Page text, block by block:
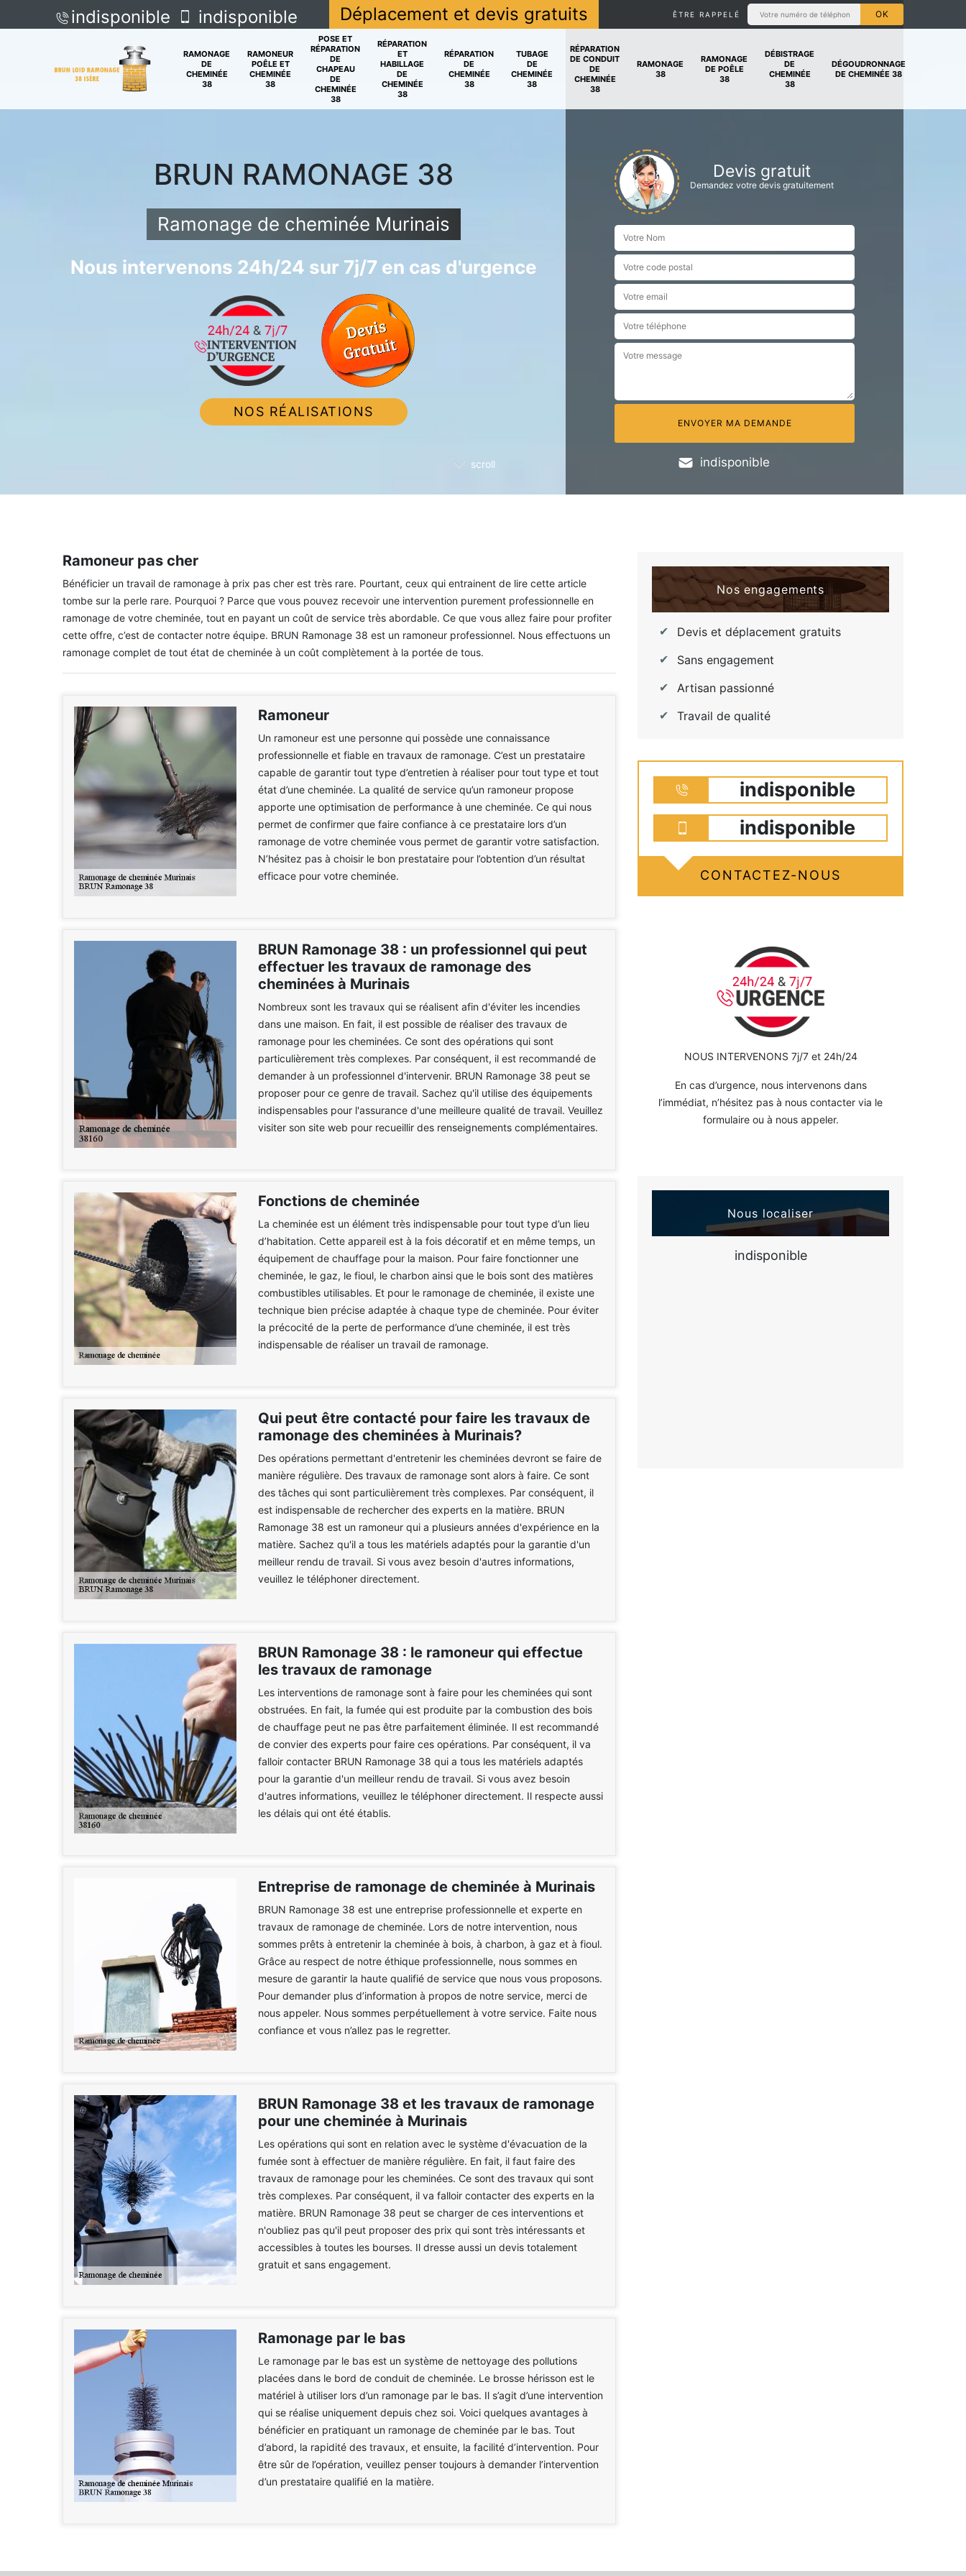
indisponible indisponible Déplacement et devis gratuits ÊTRE RAPPELÉ
RAMONAGE
DE
CHEMINÉE
38
RAMONEUR
POÊLE ET
CHEMINÉE
38
POSE ET
RÉPARATION
DE
CHAPEAU
DE
CHEMINÉE
38
RÉPARATION
ET
HABILLAGE
DE
CHEMINÉE
38
RÉPARATION
DE
CHEMINÉE
38
TUBAGE
DE
CHEMINÉE
38
RÉPARATION
DE CONDUIT
DE
CHEMINÉE
38
RAMONAGE
38
RAMONAGE
DE POÊLE
38
DÉBISTRAGE
DE
CHEMINÉE
38
DÉGOUDRONNAGE
DE CHEMINÉE 38
scroll
BRUN RAMONAGE 38
Ramonage de cheminée Murinais
Nous intervenons 24h/24 sur 7j/7 en cas d'urgence
NOS RÉALISATIONS
Devis gratuit
Demandez votre devis gratuitement
indisponible
Ramoneur pas cher
Bénéficier un travail de ramonage à prix pas cher est très rare. Pourtant, ceux qui entrainent de lire cette article
tombe sur la perle rare. Pourquoi ? Parce que vous pouvez recevoir une intervention purement professionnelle en
ramonage de votre cheminée, tout en payant un coût de service très abordable. Ce que vous allez faire pour profiter
cette offre, c’est de contacter notre équipe. BRUN Ramonage 38 est un ramoneur professionnel. Nous effectuons un
ramonage complet de tout état de cheminée à un coût complètement à la portée de tous.
Ramoneur
Un ramoneur est une personne qui possède une connaissance
professionnelle et fiable en travaux de ramonage. C’est un prestataire
capable de garantir tout type d’entretien à réaliser pour tout type et tout
état d’une cheminée. La qualité de service qu’un ramoneur propose
apporte une optimisation de performance à une cheminée. Ce qui nous
permet de confirmer que faire confiance à ce prestataire lors d’un
ramonage de votre cheminée vous permet de garantir votre satisfaction.
N’hésitez pas à choisir le bon prestataire pour l’obtention d’un résultat
efficace pour votre cheminée.
BRUN Ramonage 38 : un professionnel qui peut
effectuer les travaux de ramonage des
cheminées à Murinais
Nombreux sont les travaux qui se réalisent afin d'éviter les incendies
dans une maison. En fait, il est possible de réaliser des travaux de
ramonage pour les cheminées. Ce sont des opérations qui sont
particulièrement très complexes. Par conséquent, il est recommandé de
demander à un professionnel d'intervenir. BRUN Ramonage 38 peut se
proposer pour ce genre de travail. Sachez qu'il utilise des équipements
indispensables pour l'assurance d'une meilleure qualité de travail. Veuillez
visiter son site web pour recueillir des renseignements complémentaires.
Fonctions de cheminée
La cheminée est un élément très indispensable pour tout type d’un lieu
d’habitation. Cette appareil est à la fois décoratif et en même temps, un
équipement de chauffage pour la maison. Pour faire fonctionner une
cheminée, le gaz, le fioul, le charbon ainsi que le bois sont des matières
combustibles utilisables. Et pour le ramonage de cheminée, il existe une
technique bien précise adaptée à chaque type de cheminée. Pour éviter
la précocité de la perte de performance d’une cheminée, il est très
indispensable de réaliser un travail de ramonage.
Qui peut être contacté pour faire les travaux de
ramonage des cheminées à Murinais?
Des opérations permettant d'entretenir les cheminées devront se faire de
manière régulière. Des travaux de ramonage sont alors à faire. Ce sont
des tâches qui sont particulièrement très complexes. Par conséquent, il
est indispensable de rechercher des experts en la matière. BRUN
Ramonage 38 est un ramoneur qui a plusieurs années d'expérience en la
matière. Sachez qu'il a tous les matériels adaptés pour la garantie d'un
meilleur rendu de travail. Si vous avez besoin d'autres informations,
veuillez le téléphoner directement.
BRUN Ramonage 38 : le ramoneur qui effectue
les travaux de ramonage
Les interventions de ramonage sont à faire pour les cheminées qui sont
obstruées. En fait, la fumée qui est produite par la combustion des bois
de chauffage peut ne pas être parfaitement éliminée. Il est recommandé
de convier des experts pour faire ces opérations. Par conséquent, il va
falloir contacter BRUN Ramonage 38 qui a tous les matériels adaptés
pour la garantie d'un meilleur rendu de travail. Si vous avez besoin
d'autres informations, veuillez le téléphoner directement. Il respecte aussi
les délais qui ont été établis.
Entreprise de ramonage de cheminée à Murinais
BRUN Ramonage 38 est une entreprise professionnelle et experte en
travaux de ramonage de cheminée. Lors de notre intervention, nous
sommes prêts à entretenir la cheminée à bois, à charbon, à gaz et à fioul.
Grâce au respect de notre éthique professionnelle, nous sommes en
mesure de garantir la haute qualifié de service que nous vous proposons.
Pour demander plus d’information à propos de notre service, merci de
nous appeler. Nous sommes perpétuellement à votre service. Faite nous
confiance et vous n’allez pas le regretter.
BRUN Ramonage 38 et les travaux de ramonage
pour une cheminée à Murinais
Les opérations qui sont en relation avec le système d'évacuation de la
fumée sont à effectuer de manière régulière. En fait, il faut faire des
travaux de ramonage pour les cheminées. Ce sont des travaux qui sont
très complexes. Par conséquent, il va falloir contacter des experts en la
matière. BRUN Ramonage 38 peut se charger de ces interventions et
n'oubliez pas qu'il peut proposer des prix qui sont très intéressants et
accessibles à toutes les bourses. Il dresse aussi un devis totalement
gratuit et sans engagement.
Ramonage par le bas
Le ramonage par le bas est un système de nettoyage des pollutions
placées dans le bord de conduit de cheminée. Le brosse hérisson est le
matériel à utiliser lors d’un ramonage par le bas. Il s’agit d’une intervention
qui se réalise uniquement depuis chez soi. Voici quelques avantages à
bénéficier en pratiquant un ramonage de cheminée par le bas. Tout
d’abord, la rapidité des travaux, et ensuite, la facilité d’intervention. Pour
être sûr de l’opération, veuillez penser toujours à demander l’intervention
d’un prestataire qualifié en la matière.
Nos engagements
Devis et déplacement gratuits
Sans engagement
Artisan passionné
Travail de qualité
indisponible
indisponible
CONTACTEZ-NOUS
NOUS INTERVENONS 7j/7 et 24h/24
En cas d’urgence, nous intervenons dans
l’immédiat, n’hésitez pas à nous contacter via le
formulaire ou à nous appeler.
Nous localiser
indisponible